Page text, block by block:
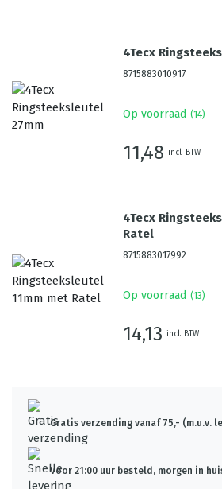
4Tecx
8715883010917
Op voorraad (14)
11,48 incl. BTW
4Tecx
Ratel
8715883017992
Op voorraad (13)
14,13 incl. BTW
Gratis verzending vanaf 75,- (m.u.v.
Voor 21:00 uur besteld, morgen in